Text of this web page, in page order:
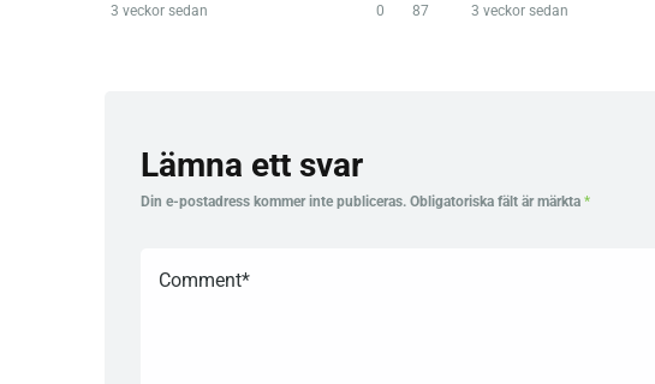
3 veckor sedan 0 87 3 veckor sedan
Lämna ett svar
Din e-postadress kommer inte publiceras. Obligatoriska fält är märkta *